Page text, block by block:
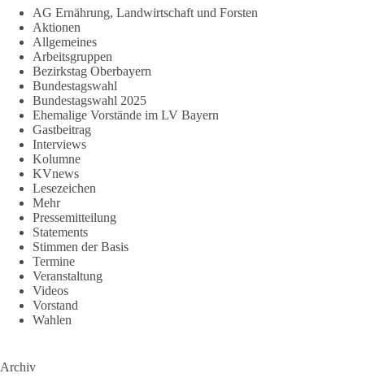
AG Ernährung, Landwirtschaft und Forsten
Aktionen
Allgemeines
Arbeitsgruppen
Bezirkstag Oberbayern
Bundestagswahl
Bundestagswahl 2025
Ehemalige Vorstände im LV Bayern
Gastbeitrag
Interviews
Kolumne
KVnews
Lesezeichen
Mehr
Pressemitteilung
Statements
Stimmen der Basis
Termine
Veranstaltung
Videos
Vorstand
Wahlen
Archiv